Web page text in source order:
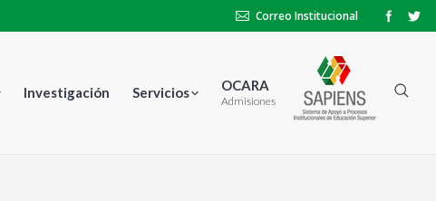
Correo Institucional
Investigación Servicios OCARA
Admisiones